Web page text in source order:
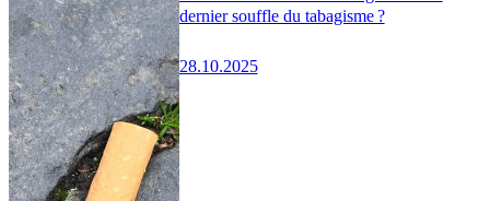
dernier souffle du tabagisme ?
28.10.2025